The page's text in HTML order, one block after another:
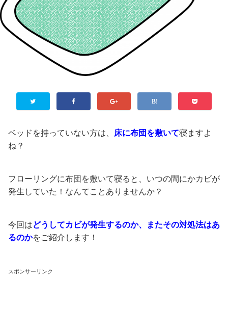
ベッドを持っていない方は、 床に布団を敷いて寝ますよ
ね？
フローリングに布団を敷いて寝ると、いつの間にかカビが
発生していた！なんてことありませんか？
今回はどうしてカビが発生するのか、またその対処法はあ
るのかをご紹介します！
スポンサーリンク